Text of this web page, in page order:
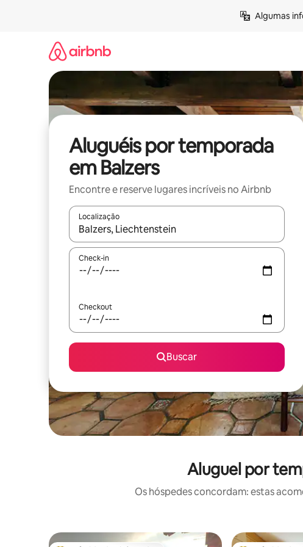
Algumas
Aluguéis por temporada
em Balzers
Encontre e reserve lugares incríveis no Airbnb
Localização
Quando os resultados estiverem disponíveis, explore-os
Check-in
Checkout
Buscar
Aluguel por
Os hóspedes concordam: estas